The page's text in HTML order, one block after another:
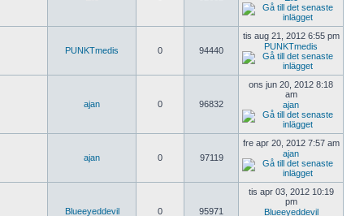
PUNKTmedis 0 94440
tis aug 21, 2012 6:55 pm
PUNKTmedis
ajan 0 96832
ons jun 20, 2012 8:18
am
ajan
ajan 0 97119
fre apr 20, 2012 7:57 am
ajan
Blueeyeddevil 0 95971
tis apr 03, 2012 10:19
pm
Blueeyeddevil